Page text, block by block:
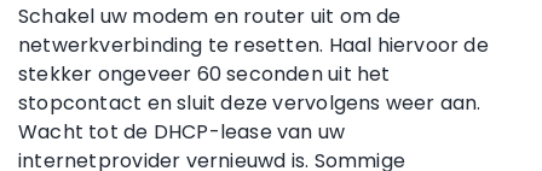
Schakel uw modem en router uit om de
netwerkverbinding te resetten. Haal hiervoor de
stekker ongeveer 60 seconden uit het
stopcontact en sluit deze vervolgens weer aan.
Wacht tot de DHCP-lease van uw
internetprovider vernieuwd is. Sommige